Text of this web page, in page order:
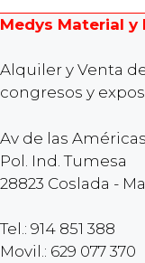
Medys Material y
Alquiler y Venta
congresos y
Av de las
Pol. Ind. Tumesa
28823 Coslada -
Tel.: 914 851 388
Movil.: 629 077 370